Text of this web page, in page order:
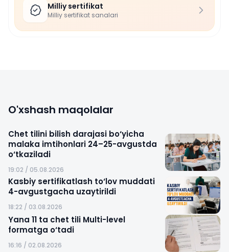
Milliy sertifikat
Milliy sertifikat sanalari
O'xshash maqolalar
Chet tilini bilish darajasi bo‘yicha
malaka imtihonlari 24–25-avgustda
o‘tkaziladi
19:02 / 05.08.2026
Kasbiy sertifikatlash to‘lov muddati
4-avgustgacha uzaytirildi
18:22 / 03.08.2026
Yana 11 ta chet tili Multi-level
formatga o‘tadi
16:16 / 02.08.2026